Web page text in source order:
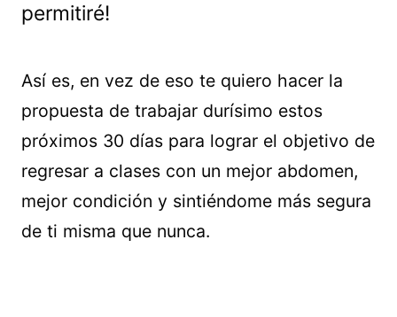
permitiré!
Así es, en vez de eso te quiero hacer la
propuesta de trabajar durísimo estos
próximos 30 días para lograr el objetivo de
regresar a clases con un mejor abdomen,
mejor condición y sintiéndome más segura
de ti misma que nunca.